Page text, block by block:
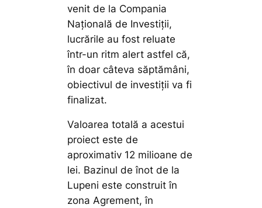
venit de la Compania
Națională de Investiții,
lucrările au fost reluate
într-un ritm alert astfel că,
în doar câteva săptămâni,
obiectivul de investiții va fi
finalizat.
Valoarea totală a acestui
proiect este de
aproximativ 12 milioane de
lei. Bazinul de înot de la
Lupeni este construit în
zona Agrement, în